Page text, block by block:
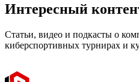
Интересный
Статьи, видео и подкасты о
киберспортивных турнирах и